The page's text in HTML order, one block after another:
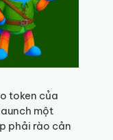
token của
một
phải rào cản